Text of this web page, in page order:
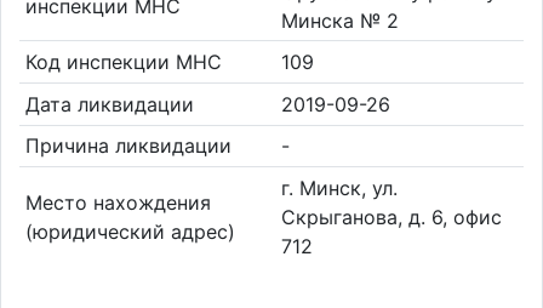
инспекции МНС
Минска № 2
Код инспекции МНС
109
Дата ликвидации
2019-09-26
Причина ликвидации
-
Место нахождения
(юридический адрес)
г. Минск, ул.
Скрыганова, д. 6, офис
712